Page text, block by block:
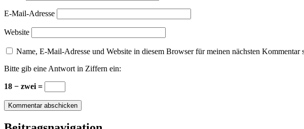
E-Mail-Adresse
Website
Name, E-Mail-Adresse und Website in diesem Browser für meinen nächsten Kommentar
Bitte gib eine Antwort in Ziffern ein:
18 − zwei =